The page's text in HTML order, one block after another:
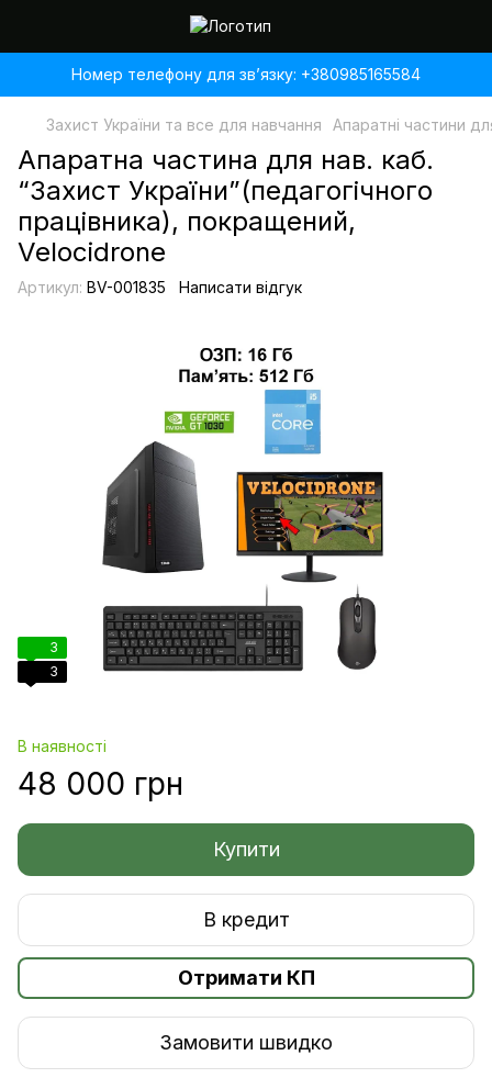
Номер телефону для звʼязку: +380985165584
Захист України та все для навчання Апаратні частини
Апаратна частина для нав. каб.
“Захист України”(педагогічного
працівника), покращений,
Velocidrone
Артикул: BV-001835 Написати відгук
3
3
В наявності
48 000 грн
Купити
В кредит
Отримати КП
Замовити швидко